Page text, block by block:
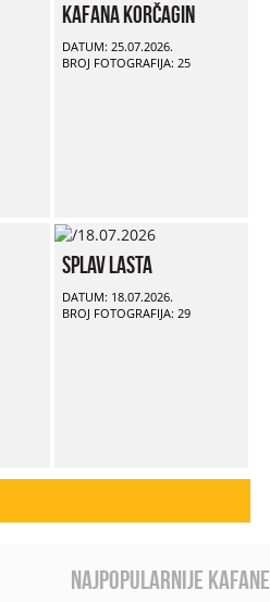
Kafana Korčagin
DATUM: 25.07.2026.
BROJ FOTOGRAFIJA: 25
Splav Lasta
DATUM: 18.07.2026.
BROJ FOTOGRAFIJA: 29
najpopularnije kafane